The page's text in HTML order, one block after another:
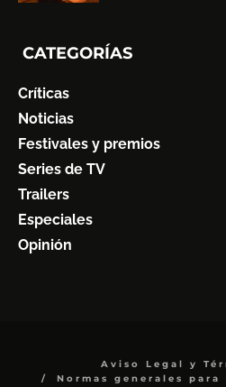
CATEGORÍAS
Críticas
Noticias
Festivales y premios
Series de TV
Trailers
Especiales
Opinión
Aviso Legal y
Normas generales